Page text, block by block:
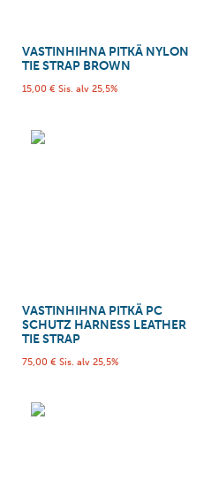
VASTINHIHNA PITKÄ NYLON
TIE STRAP BROWN
15,00 € Sis. alv 25,5%
VASTINHIHNA PITKÄ PC
SCHUTZ HARNESS LEATHER
TIE STRAP
75,00 € Sis. alv 25,5%